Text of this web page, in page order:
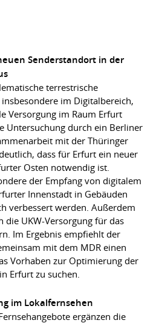
Senderstandort in der
terrestrische
im Digitalbereich,
Versorgung im Raum Erfurt
Untersuchung durch ein Berliner
mit der Thüringer
dass für Erfurt ein neuer
Osten notwendig ist.
der Empfang von digitalem
Innenstadt in Gebäuden
verbessert werden. Außerdem
die UKW-Versorgung für das
Im Ergebnis empfiehlt der
mit dem MDR einen
Vorhaben zur Optimierung der
Erfurt zu suchen.
im Lokalfernsehen
ergänzen die